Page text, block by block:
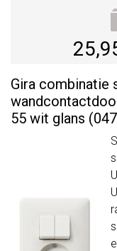
Gira combinatie
55 wit glans